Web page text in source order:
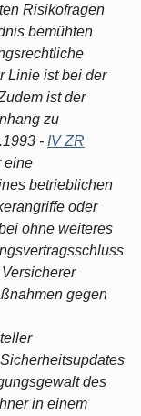
Risikofragen
bemühten
Linie ist bei der
ist der
zu
- IV ZR
eine
betrieblichen
oder
ohne weiteres
gegen
des
in einem